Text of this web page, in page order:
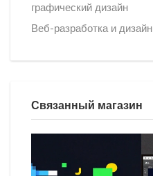
графический дизайн
Веб-разработка и дизайн
Связанный магазин